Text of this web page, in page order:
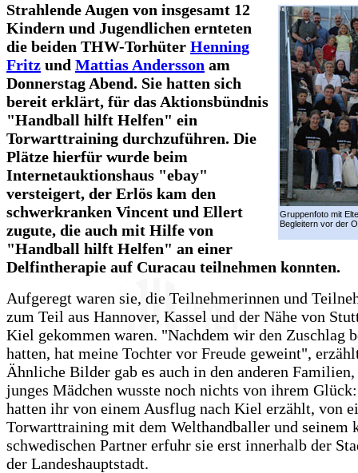
Gruppenfoto mit
Begleitern vor der
Strahlende Augen von insgesamt 12
Kindern und Jugendlichen ernteten
die beiden THW-Torhüter Henning
Fritz und Mattias Andersson am
Donnerstag Abend. Sie hatten sich
bereit erklärt, für das Aktionsbündnis
"Handball hilft Helfen" ein
Torwarttraining durchzuführen. Die
Plätze hierfür wurde beim
Internetauktionshaus "ebay"
versteigert, der Erlös kam den
schwerkranken Vincent und Ellert
zugute, die auch mit Hilfe von
"Handball hilft Helfen" an einer
Delfintherapie auf Curacau teilnehmen konnten.
Aufgeregt waren sie, die Teilnehmerinnen und
zum Teil aus Hannover, Kassel und der Nähe von
Kiel gekommen waren. "Nachdem wir den Zuschlag
hatten, hat meine Tochter vor Freude geweint",
Ähnliche Bilder gab es auch in den anderen
junges Mädchen wusste noch nichts von ihrem
hatten ihr von einem Ausflug nach Kiel erzählt, von
Torwarttraining mit dem Welthandballer und seinem
schwedischen Partner erfuhr sie erst innerhalb der
der Landeshauptstadt.